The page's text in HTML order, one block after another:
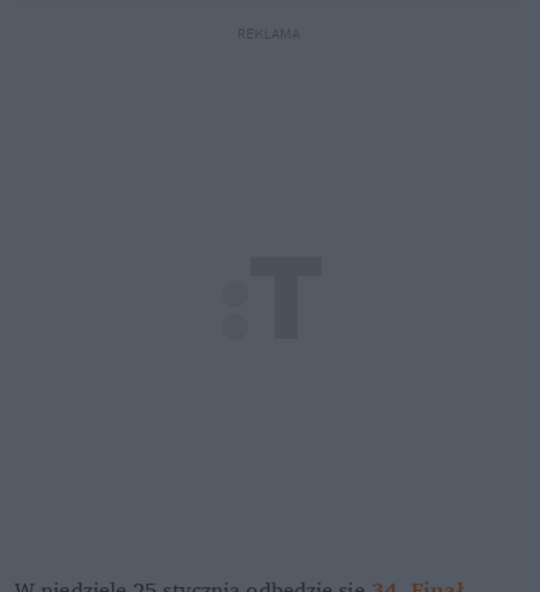
REKLAMA